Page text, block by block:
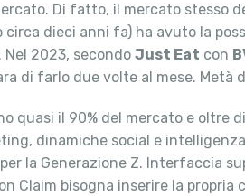
Di fatto, il mercato stesso
dieci anni fa) ha avuto la
2023, secondo Just Eat con
di farlo due volte al mese. Metà
quasi il 90% del mercato e oltre
dinamiche social e
la Generazione Z. Interfaccia
Claim bisogna inserire la